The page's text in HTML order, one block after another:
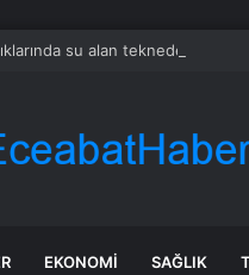
su alan teknedeki 4 kişi
EKONOMI SAĞLIK